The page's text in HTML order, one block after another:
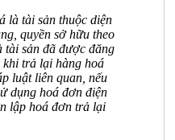
là tài sản thuộc diện
quyền sở hữu theo
tài sản đã được đăng
trả lại hàng hoá
luật liên quan, nếu
dụng hoá đơn điện
lập hoá đơn trả lại